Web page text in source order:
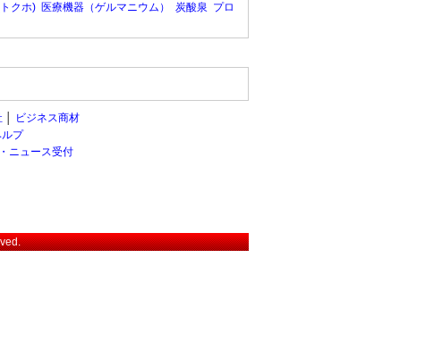
クホ) 医療機器（ゲルマニウム） 炭酸泉 プロ
ビジネス商材
プ
ニュース受付